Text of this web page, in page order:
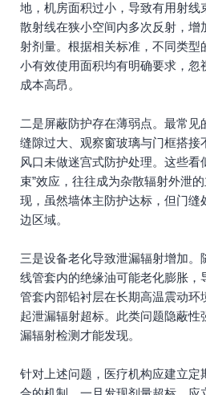
地，机房面积过小，导致有用射线
散射线在狭小空间内多次反射，增
射剂量。根据相关标准，不同类型
小有效使用面积均有明确要求，忽
成本高昂。
二是屏蔽防护存在薄弱点。最常见
缝隙过大、观察窗玻璃与门框搭接
风口未做迷宫式防护处理。这些看
束”效应，往往成为杂散辐射外泄
现，虽然墙体主防护达标，但门缝
边区域。
三是设备老化导致泄漏辐射增加。
线管套内的绝缘油可能老化膨胀，
管套内部铅衬层在长期高温震动环
起泄漏辐射超标。此类问题隐蔽性
漏辐射检测才能发现。
针对上述问题，医疗机构应建立定